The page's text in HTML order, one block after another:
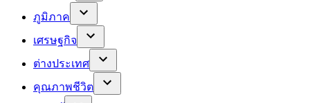
ภูมิภาค
เศรษฐกิจ
ต่างประเทศ
คุณภาพชีวิต